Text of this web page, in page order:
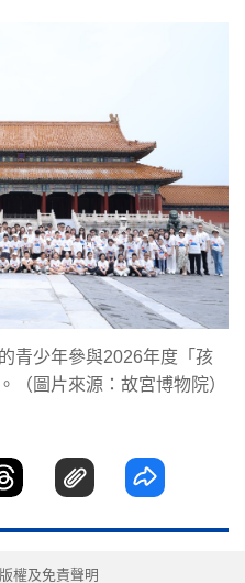
青少年參與2026年度「孩
（圖片來源：故宮博物院）
版權及免責聲明